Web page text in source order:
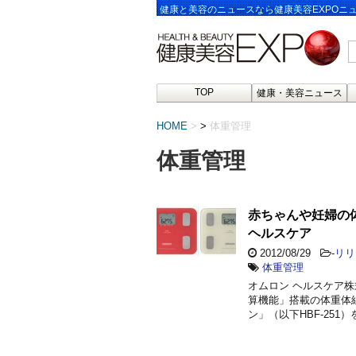
健康と美容のニュースなら健康美容EXPOニ
TOP 健康・美容ニュース
HOME > 体重管理
体重管理
赤ちゃんや妊婦の
ヘルスケア
2012/08/29 - リ
体重管理
オムロン ヘルスケア
算機能」搭載の体重体
ン」（以下HBF-251）